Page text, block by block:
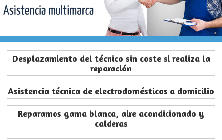
Desplazamiento del técnico sin coste si realiza la
reparación
Asistencia técnica de electrodomésticos a domicilio
Reparamos gama blanca, aire acondicionado y
calderas